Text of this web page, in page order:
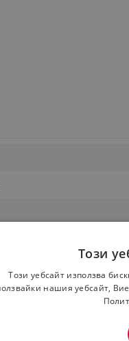
Този
Този уебсайт използва
нашия уебсайт,